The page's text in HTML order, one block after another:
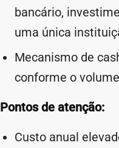
bancário,
uma única
Mecanismo de
conforme o
Pontos de atenção:
Custo anual